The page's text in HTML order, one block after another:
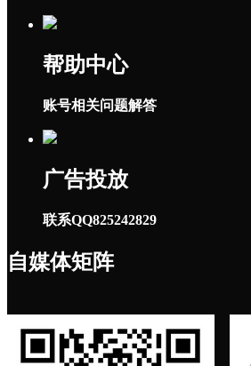
帮助中心
账号相关问题解答
广告投放
联系QQ825242829
自媒体矩阵